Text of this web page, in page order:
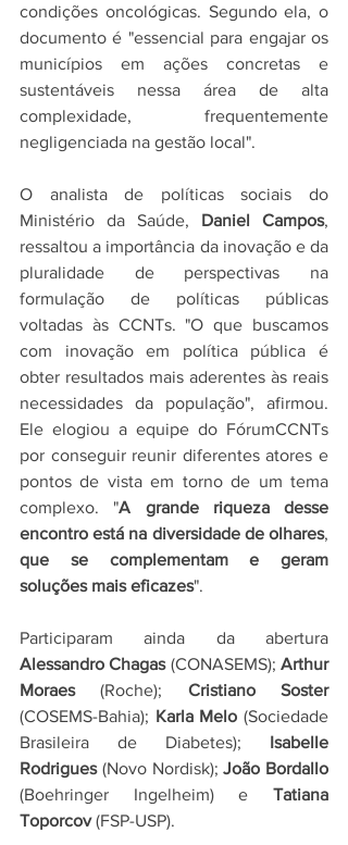
condições oncológicas. Segundo ela, o
documento é "essencial para engajar os
municípios em ações concretas e
sustentáveis nessa área de alta
complexidade, frequentemente
negligenciada na gestão local".
O analista de políticas sociais do
Ministério da Saúde, Daniel Campos,
ressaltou a importância da inovação e da
pluralidade de perspectivas na
formulação de políticas públicas
voltadas às CCNTs. "O que buscamos
com inovação em política pública é
obter resultados mais aderentes às reais
necessidades da população", afirmou.
Ele elogiou a equipe do FórumCCNTs
por conseguir reunir diferentes atores e
pontos de vista em torno de um tema
complexo. "A grande riqueza desse
encontro está na diversidade de olhares
que se complementam e geram
soluções mais eficazes".
Alessandro Chagas (CONASEMS); Arthur
Moraes (Roche); Cristiano Soster
(COSEMS-Bahia); Karla Melo (Sociedade
Brasileira de Diabetes); Isabelle
Rodrigues (Novo Nordisk); João Bordallo
(Boehringer Ingelheim) e Tatiana
Toporcov (FSP-USP).